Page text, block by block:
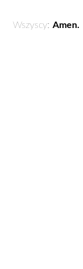
Wszyscy:Amen.